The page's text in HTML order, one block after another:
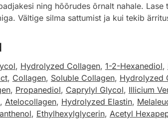
ning hõõrudes õrnalt nahale.
Vältige silma sattumist ja kui tekib
, Hydrolyzed Collagen, 1-2-Hexanediol,
, Collagen, Soluble Collagen, Hydrolyzed
, Propanediol, Caprylyl Glycol, Illicium
, Atelocollagen, Hydrolyzed Elastin,
, Ethylhexylglycerin, Acetyl